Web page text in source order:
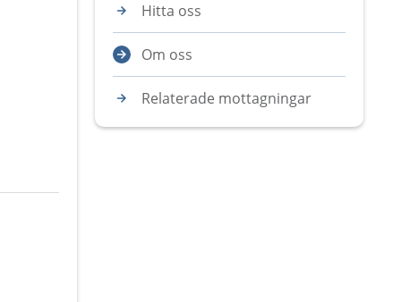
Hitta oss
Om oss
Relaterade mottagningar